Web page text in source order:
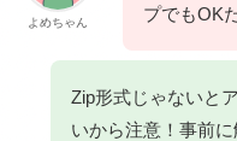
よめちゃん
プでもOK
Zip形式じゃないと
いから注意！事前